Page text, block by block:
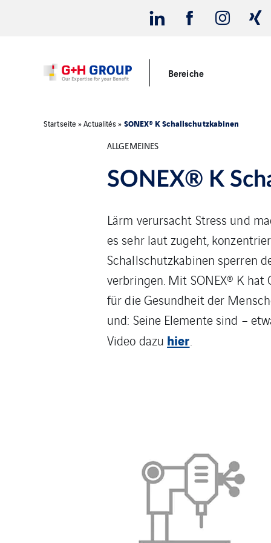
Bereiche
Startseite »Actualités» SONEX® K Schallschutzkabinen
ALLGEMEINES
SONEX® K
Lärm verursacht Stress und
es sehr laut zugeht,
Schallschutzkabinen sperren
verbringen. Mit SONEX® K
für die Gesundheit der
und: Seine Elemente sind –
Video dazu hier.